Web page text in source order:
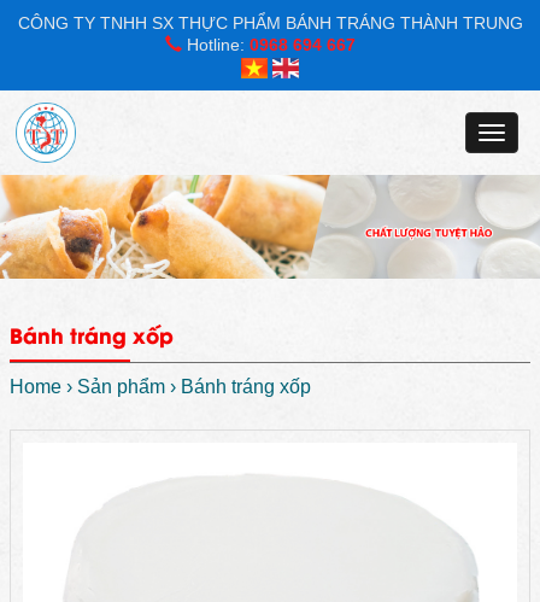
CÔNG TY TNHH SX THỰC PHẨM BÁNH TRÁNG THÀNH TRUNG
Hotline: 0968 694 667
Toggle
Bánh tráng xốp
Home › Sản phẩm › Bánh tráng xốp